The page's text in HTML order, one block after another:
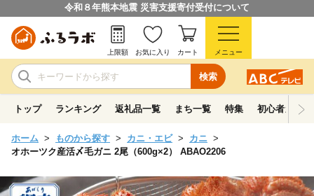
令和８年熊本地震 災害支援寄付受付について
検索
上限額 お気に入り カート メニュー
トップ ランキング 返礼品一覧 まち一覧 特集 初心者ガイド
ホーム ものから探す カニ・エビ
カニ
オホーツク産活〆毛ガニ 2尾（600g×2） ABAO2206